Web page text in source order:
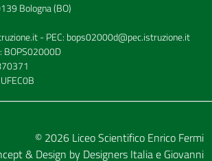
Bologna (BO)
- PEC: bops02000d@pec.istruzione.it
BOPS02000D
© 2026 Liceo Scientifico Enrico Fermi
& Design by Designers Italiae Giovanni